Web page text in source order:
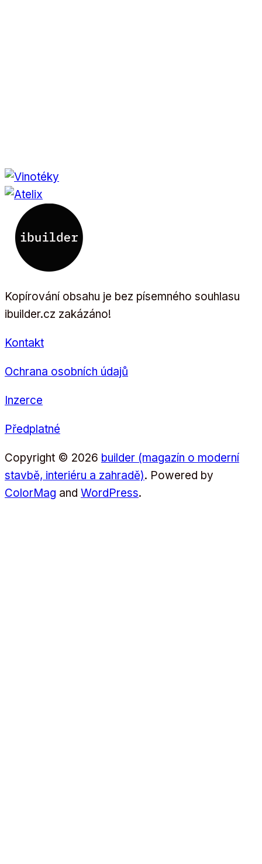
Kopírování obsahu je bez písemného souhlasu
ibuilder.cz zakázáno!
Kontakt
Ochrana osobních údajů
Inzerce
Předplatné
Copyright © 2026 builder (magazín o moderní
stavbě, interiéru a zahradě). Powered by
ColorMag and WordPress.